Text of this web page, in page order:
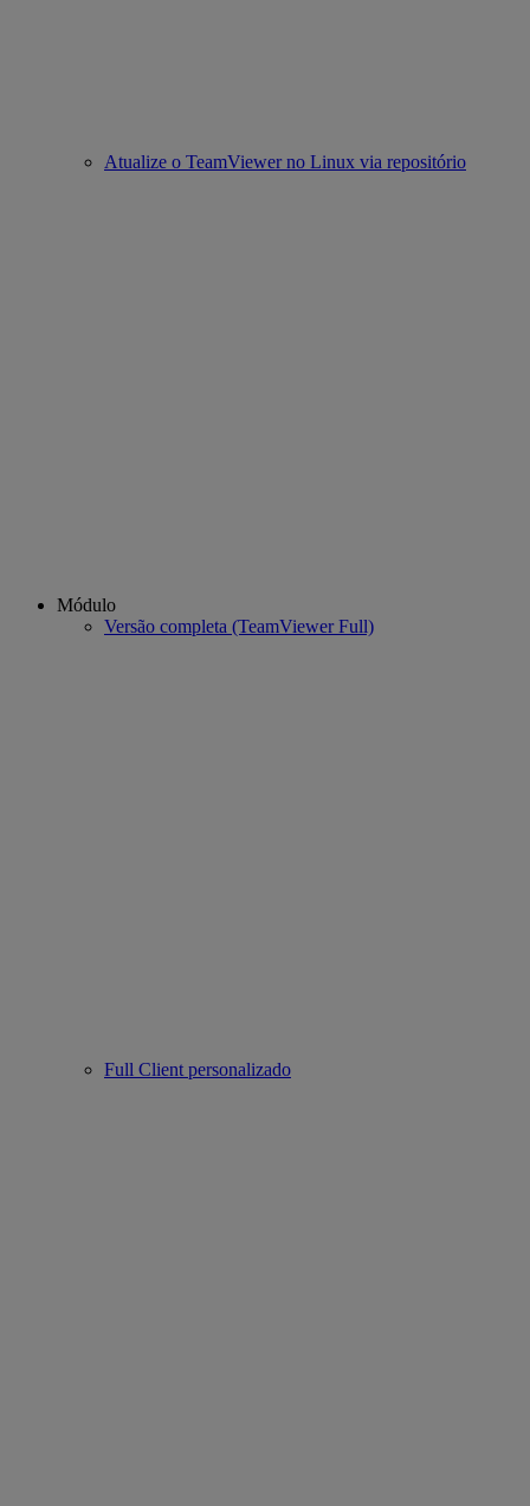
Atualize o TeamViewer no Linux via repositório
Módulo
Versão completa (TeamViewer Full)
Full Client personalizado